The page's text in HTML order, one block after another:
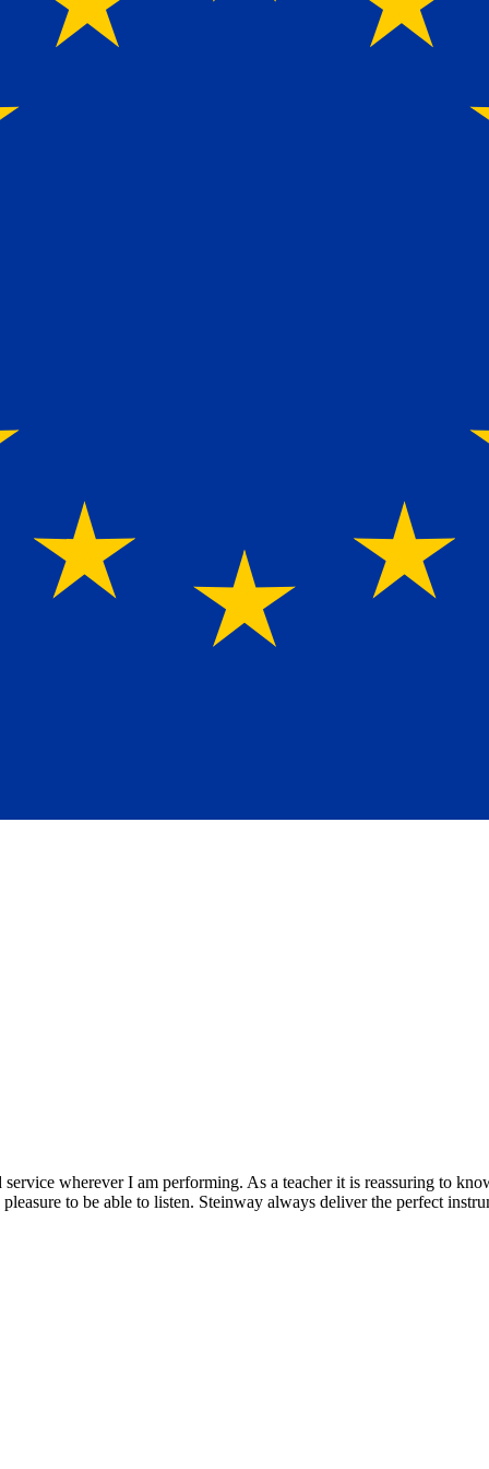
wherever I am performing. As a teacher it is reassuring to
to be able to listen. Steinway always deliver the perfect